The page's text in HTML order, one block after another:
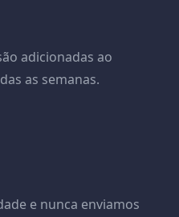
adicionadas ao
as semanas.
e nunca enviamos